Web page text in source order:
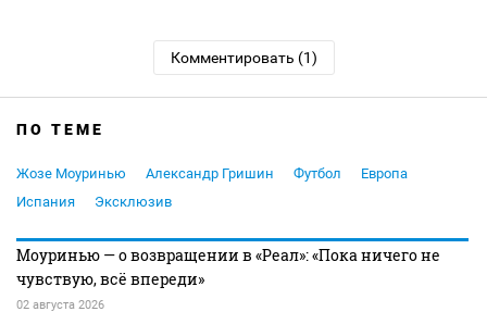
Комментировать (1)
ПО ТЕМЕ
Жозе Моуринью Александр Гришин Футбол
Европа
Испания
Эксклюзив
Моуринью — о возвращении в «Реал»: «Пока ничего не
чувствую, всё впереди»
02 августа 2026